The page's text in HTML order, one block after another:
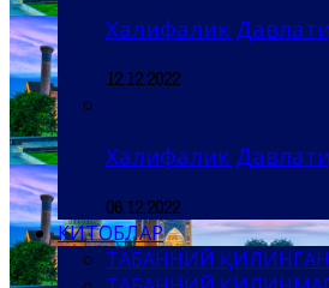
Халифалик
12.12.2022
Халифалик
06.12.2022
КИТОБЛАР
ТАБАННИЙ